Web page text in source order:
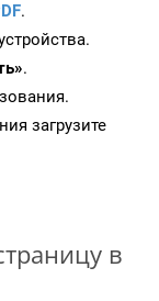
.
.
загрузите
в